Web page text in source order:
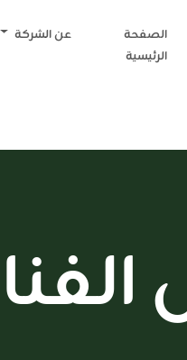
الصفحة
الرئيسية
عن الشركة